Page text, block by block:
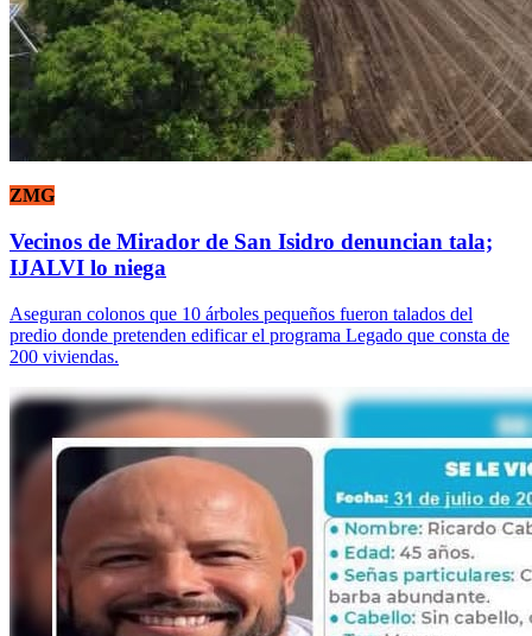
ZMG
Vecinos de Mirador de San Isidro denuncian tala;
IJALVI lo niega
Aseguran colonos que 10 árboles pequeños fueron talados del
predio donde pretenden edificar el programa Legado que consta de
200 viviendas.